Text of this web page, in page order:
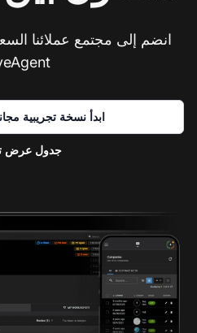
انضم إلى مجتمع عملائنا
ابدأ نسخة تجريبية مجانية
جدول عرض